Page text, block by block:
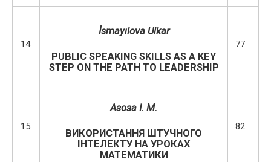
14.
İsmayılova Ulkar
PUBLIC SPEAKING SKILLS AS A KEY
STEP ON THE PATH TO LEADERSHIP
77
15.
Азоза І. М.
ВИКОРИСТАННЯ ШТУЧНОГО
ІНТЕЛЕКТУ НА УРОКАХ
МАТЕМАТИКИ
82